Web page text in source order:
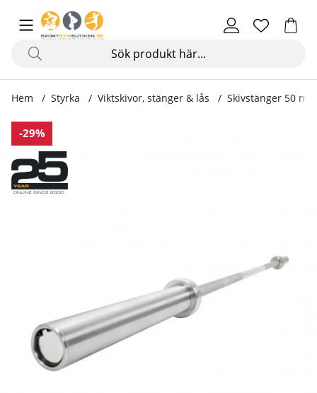
Hem Styrka Viktskivor, stänger & lås Skivstänger 50 mm
-29%
Produktbilder Olympisk Skivstång 153 cm